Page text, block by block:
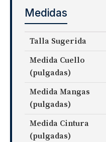
Medidas
Talla Sugerida
Medida Cuello
(pulgadas)
Medida Mangas
(pulgadas)
Medida Cintura
(pulgadas)